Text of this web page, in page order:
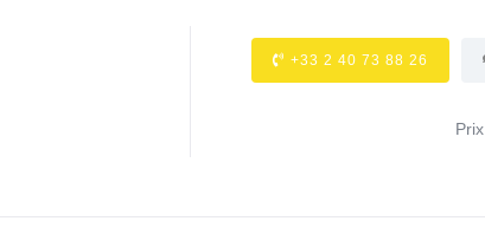
+33 2 40 73 88 26
Prix